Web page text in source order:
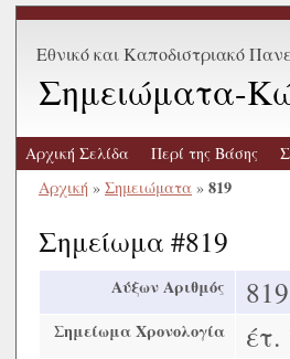
Εθνικό και Καποδιστριακό
Σημειώματα-
Αρχική Σελίδα Περί της Βάσης
Αρχική » Σημειώματα » 819
Σημείωμα #819
Αύξων Αριθμός 819
Σημείωμα Χρονολογία έτ.